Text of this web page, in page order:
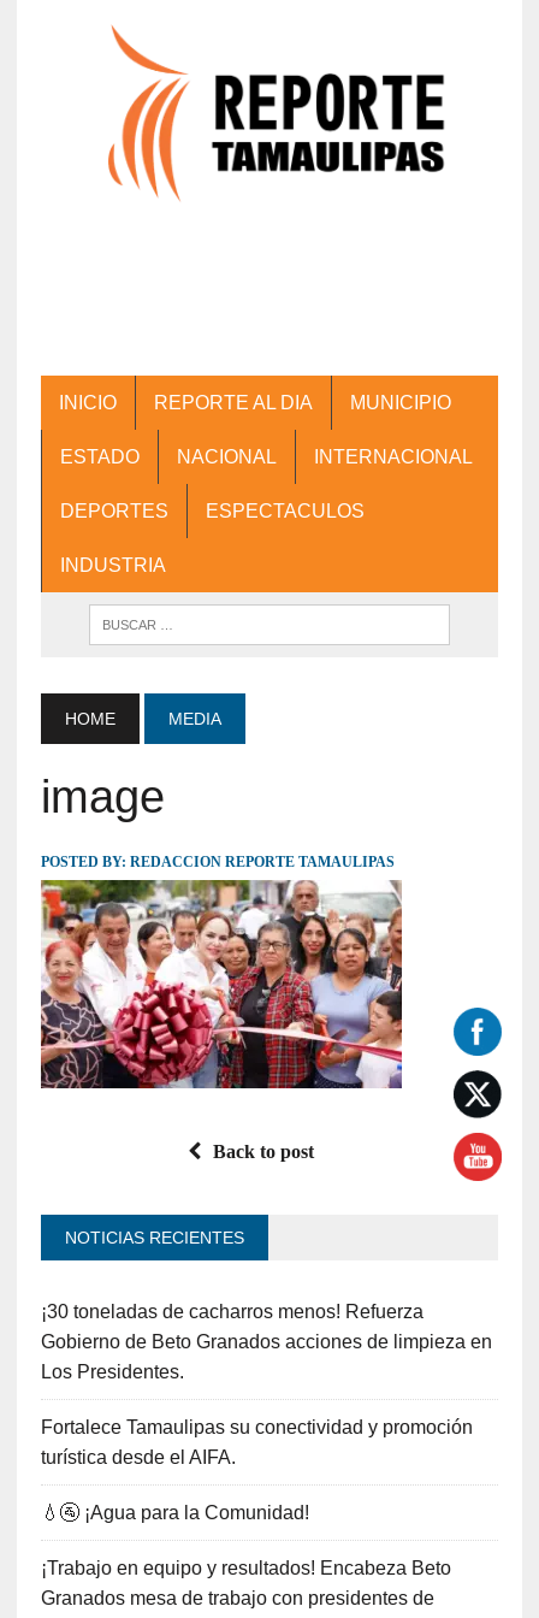
INICIO REPORTE AL DIA MUNICIPIO
ESTADO NACIONAL INTERNACIONAL
DEPORTES ESPECTACULOS
INDUSTRIA
HOME MEDIA
image
POSTED BY: REDACCION REPORTE TAMAULIPAS
Back to post
NOTICIAS RECIENTES
¡30 toneladas de cacharros menos! Refuerza
Gobierno de Beto Granados acciones de limpieza en
Los Presidentes.
Fortalece Tamaulipas su conectividad y promoción
turística desde el AIFA.
💧🚰 ¡Agua para la Comunidad!
¡Trabajo en equipo y resultados! Encabeza Beto
Granados mesa de trabajo con presidentes de